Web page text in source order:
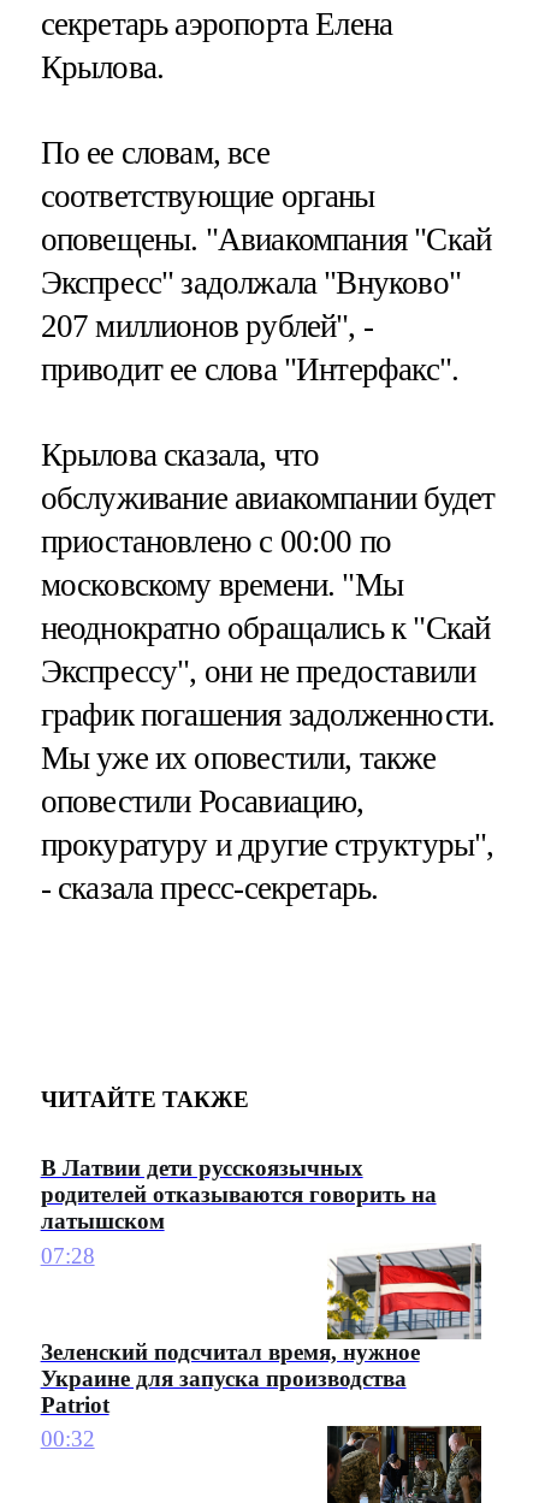
секретарь аэропорта Елена
Крылова.
По ее словам, все
соответствующие органы
оповещены. "Авиакомпания "Скай
Экспресс" задолжала "Внуково"
207 миллионов рублей", -
приводит ее слова "Интерфакс".
Крылова сказала, что
обслуживание авиакомпании будет
приостановлено с 00:00 по
московскому времени. "Мы
неоднократно обращались к "Скай
Экспрессу", они не предоставили
график погашения задолженности.
Мы уже их оповестили, также
оповестили Росавиацию,
прокуратуру и другие структуры",
- сказала пресс-секретарь.
ЧИТАЙТЕ ТАКЖЕ
В Латвии дети русскоязычных
родителей отказываются говорить на
латышском
07:28
Зеленский подсчитал время, нужное
Украине для запуска производства
Patriot
00:32